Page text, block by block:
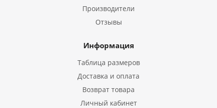
Производители
Отзывы
Информация
Таблица размеров
Доставка и оплата
Возврат товара
Личный кабинет